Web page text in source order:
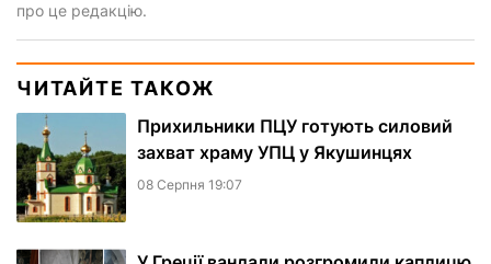
про це редакцію.
ЧИТАЙТЕ ТАКОЖ
Прихильники ПЦУ готують силовий
захват храму УПЦ у Якушинцях
08 Серпня 19:07